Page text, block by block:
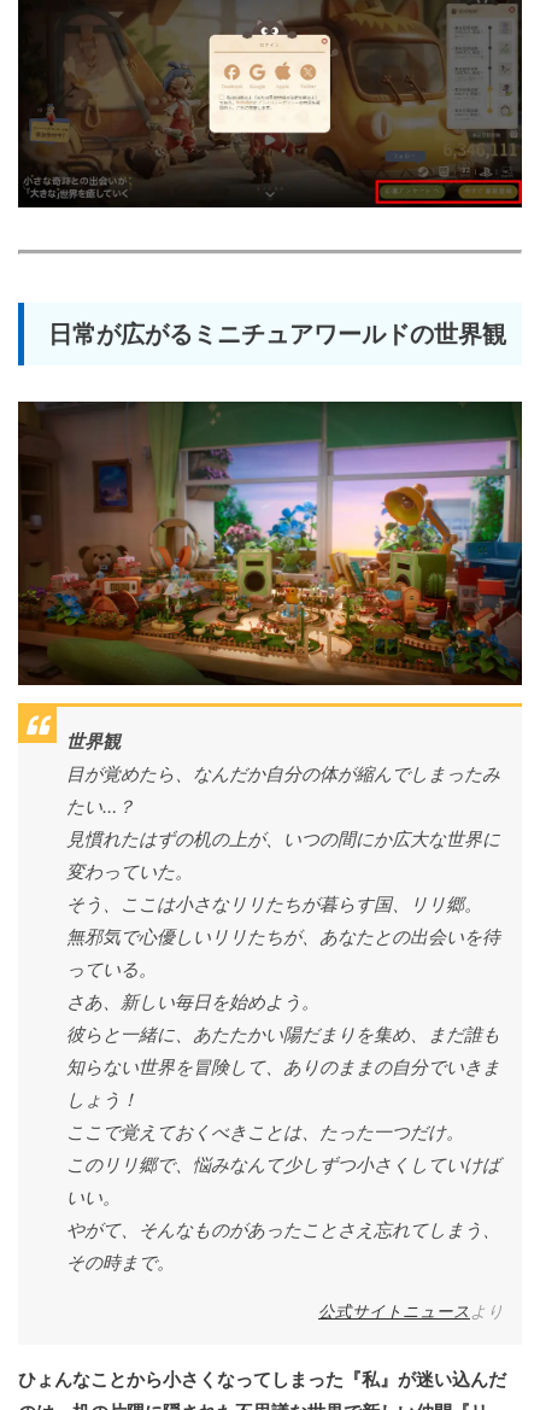
日常が広がるミニチュアワールドの世界観
世界観
目が覚めたら、なんだか自分の体が縮んでしまったみ
たい…？
見慣れたはずの机の上が、いつの間にか広大な世界に
変わっていた。
そう、ここは小さなリリたちが暮らす国、リリ郷。
無邪気で心優しいリリたちが、あなたとの出会いを待
っている。
さあ、新しい毎日を始めよう。
彼らと一緒に、あたたかい陽だまりを集め、まだ誰も
知らない世界を冒険して、ありのままの自分でいきま
しょう！
ここで覚えておくべきことは、たった一つだけ。
このリリ郷で、悩みなんて少しずつ小さくしていけば
いい。
やがて、そんなものがあったことさえ忘れてしまう、
その時まで。
公式サイトニュース より
ひょんなことから小さくなってしまった『私』が迷い込んだ